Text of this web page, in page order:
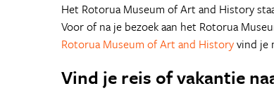
Het Rotorua Museum of Art and History
Voor of na je bezoek aan het Rotorua
Rotorua Museum of Art and Historyvind je
Vind je reis of vakantie